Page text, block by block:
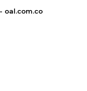
oal.com.co